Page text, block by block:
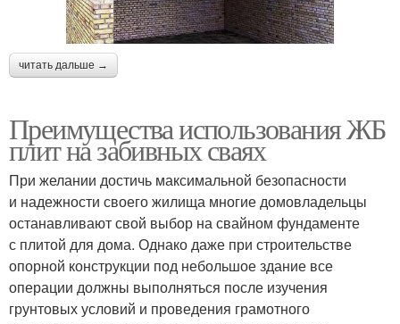
читать дальше →
Преимущества использования ЖБ
плит на забивных сваях
При желании достичь максимальной безопасности
и надежности своего жилища многие домовладельцы
останавливают свой выбор на свайном фундаменте
с плитой для дома. Однако даже при строительстве
опорной конструкции под небольшое здание все
операции должны выполняться после изучения
грунтовых условий и проведения грамотного